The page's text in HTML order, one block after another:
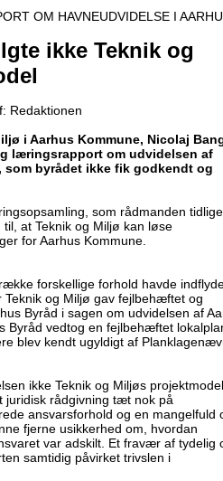
OM HAVNEUDVIDELSE I
ikke Teknik og
Redaktionen
i Aarhus Kommune, Nicolaj
læringsrapport om udvidelsen af
som byrådet ikke fik godkendt og
som rådmanden
at Teknik og Miljø kan løse
for Aarhus Kommune.
forskellige forhold havde
og Miljø gav fejlbehæftet og
Byråd i sagen om udvidelsen af
Byråd vedtog en fejlbehæftet
blev kendt ugyldigt af
ikke Teknik og Miljøs
juridisk rådgivning tæt nok på
ansvarsforhold og en mangelfuld
fjerne usikkerhed om, hvordan
var adskilt. Et fravær af tydelig
samtidig påvirket trivslen i